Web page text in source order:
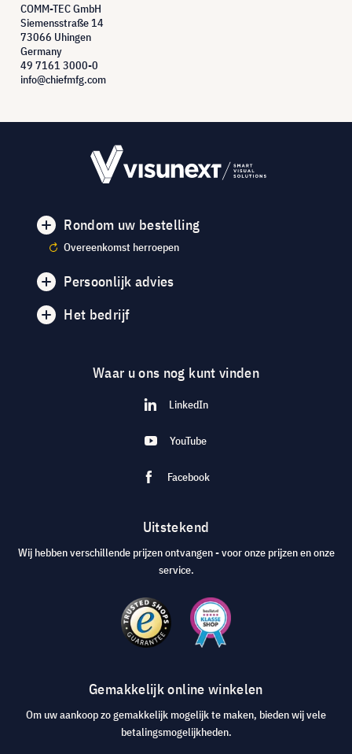
COMM-TEC GmbH
Siemensstraße 14
73066 Uhingen
Germany
49 7161 3000-0
info@chiefmfg.com
Rondom uw bestelling
Overeenkomst herroepen
Persoonlijk advies
Het bedrijf
Waar u ons nog kunt vinden
LinkedIn
YouTube
Facebook
Uitstekend
Wij hebben verschillende prijzen ontvangen - voor onze prijzen en onze
service.
Gemakkelijk online winkelen
Om uw aankoop zo gemakkelijk mogelijk te maken, bieden wij vele
betalingsmogelijkheden.